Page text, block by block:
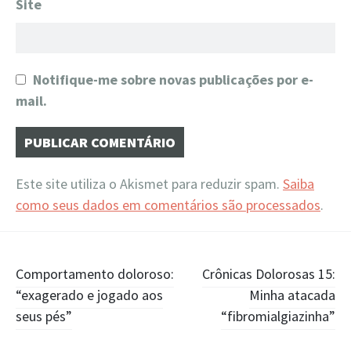
Site
Notifique-me sobre novas publicações por e-
mail.
Este site utiliza o Akismet para reduzir spam. Saiba
como seus dados em comentários são processados.
Navegação
de
Comportamento doloroso:
“exagerado e jogado aos
seus pés”
Crônicas Dolorosas 15:
Minha atacada
“fibromialgiazinha”